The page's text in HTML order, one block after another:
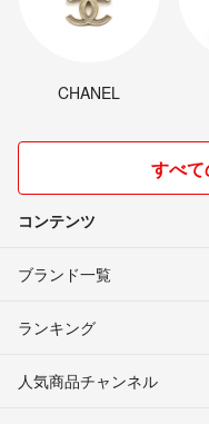
CHANEL
すべ
コンテンツ
ブランド一覧
ランキング
人気商品チャンネル